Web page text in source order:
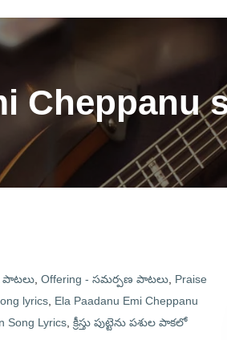
Cheppanu
పాటలు Offering - సమర్పణ పాటలు Praise
lyrics Ela Paadanu Emi Cheppanu
Song Lyrics క్రీస్తు పుట్టెను పశుల పాకలో